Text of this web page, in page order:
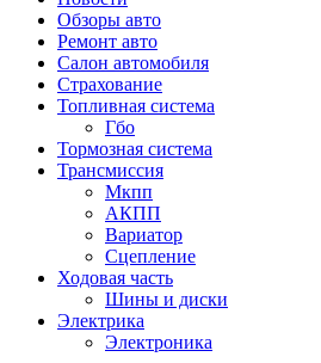
Обзоры авто
Ремонт авто
Салон автомобиля
Страхование
Топливная система
Гбо
Тормозная система
Трансмиссия
Мкпп
АКПП
Вариатор
Сцепление
Ходовая часть
Шины и диски
Электрика
Электроника